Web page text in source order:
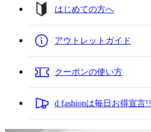
はじめての方へ
アウトレットガイド
クーポンの使い方
d fashionは毎日お得宣言!!